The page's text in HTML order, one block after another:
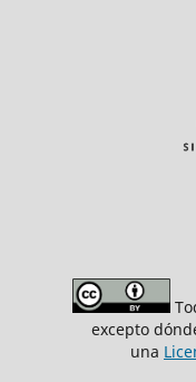
excepto
una